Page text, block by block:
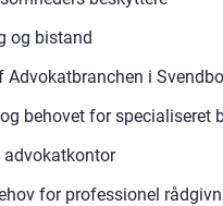
og bistand
Advokatbranchen i
behovet for specialiseret
for professionel